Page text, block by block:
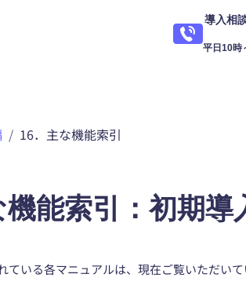
導入相
平日10時
16．主な機能索引
能索引：初期導
ている各マニュアルは、現在ご覧いただい